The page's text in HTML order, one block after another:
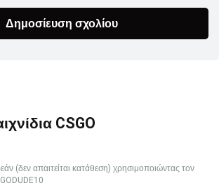
CSGO
(δεν απαιτείται κατάθεση) χρησιμοποιώντας τον